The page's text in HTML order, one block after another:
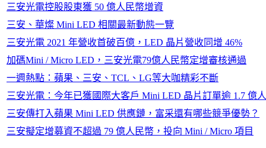
三安光電控股股東獲 50 億人民幣增資
三安、華燦 Mini LED 相關最新動態一覽
三安光電 2021 年營收首破百億，LED 晶片營收同增 46%
加碼Mini / Micro LED，三安光電79億人民幣定增審核通過
一週熱點：蘋果、三安、TCL、LG等大咖精彩不斷
三安光電：今年已獲國際大客戶 Mini LED 晶片訂單逾 1.7 億
三安傳打入蘋果 Mini LED 供應鏈，富采還有哪些競爭優勢？
三安擬定增募資不超過 79 億人民幣，投向 Mini / Micro 項目